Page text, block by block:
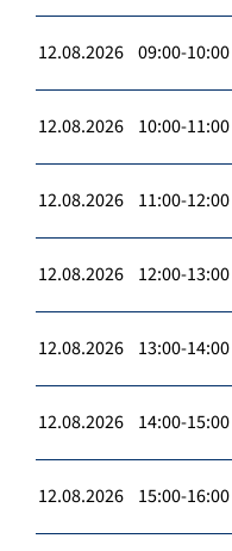
12.08.2026 09:00-10:00
12.08.2026 10:00-11:00
12.08.2026 11:00-12:00
12.08.2026 12:00-13:00
12.08.2026 13:00-14:00
12.08.2026 14:00-15:00
12.08.2026 15:00-16:00